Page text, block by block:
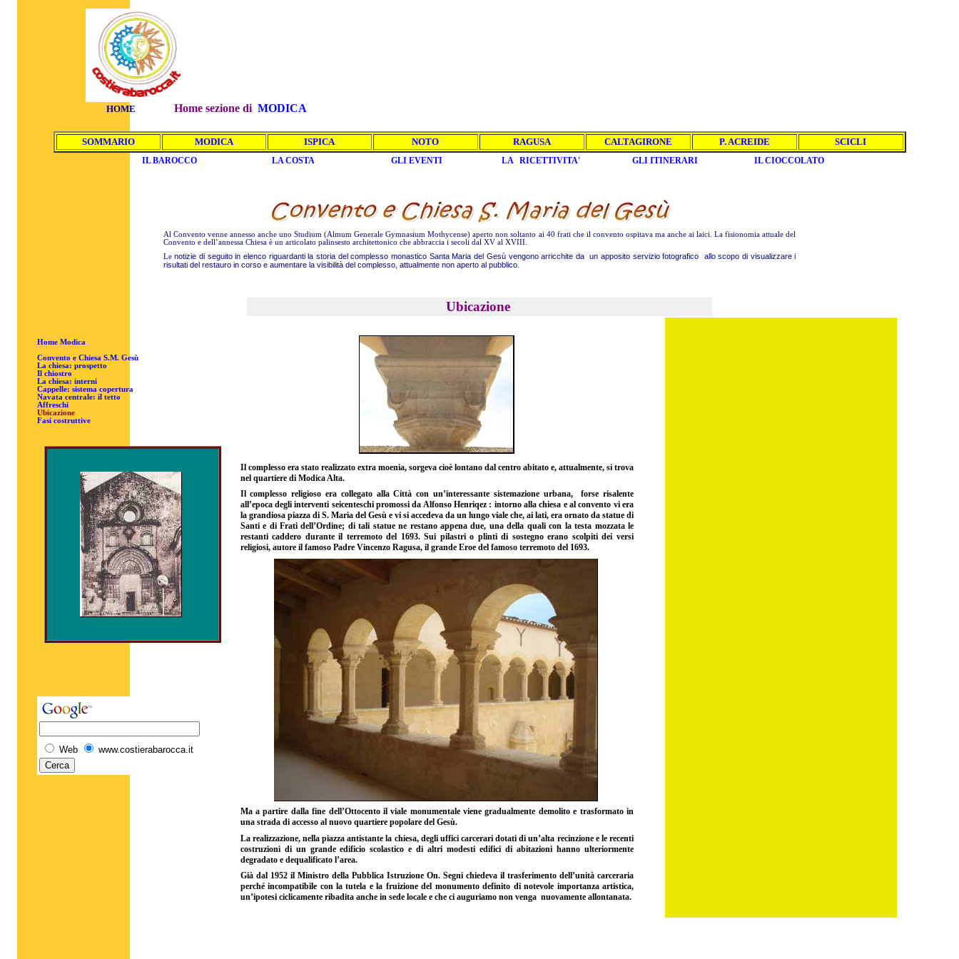
HOME Home sezione di MODICA
SOMMARIO MODICA ISPICA NOTO RAGUSA CALTAGIRONE P. ACREIDE SCICLI
IL BAROCCO LA COSTA GLI EVENTI LA RICETTIVITA' GLI ITINERARI IL CIOCCOLATO
Al Convento venne annesso anche uno Studium (Almum Generale Gymnasium Mothycense) aperto non soltanto ai 40 frati che il convento ospitava ma anche ai laici. La fisionomia attuale del
Convento e dell’annessa Chiesa è un articolato palinsesto architettonico che abbraccia i secoli dal XV al XVIII.
Lenotizie di seguito in elenco riguardanti la storia del complesso monastico Santa Maria del Gesù vengono arricchite da un apposito servizio fotografico allo scopo di visualizzare i
risultati del restauro in corso e aumentare la visibilità del complesso, attualmente non aperto al pubblico.
Ubicazione
Home Modica
Convento e Chiesa S.M. Gesù
La chiesa: prospetto
Il chiostro
La chiesa: interni
Cappelle: sistema copertura
Navata centrale: il tetto
Affreschi
Ubicazione
Fasi costruttive
Web www.costierabarocca.it
Il complesso era stato realizzato extra moenia, sorgeva cioè lontano dal centro abitato e, attualmente, si trova
nel quartiere di Modica Alta.
Il complesso religioso era collegato alla Città con un’interessante sistemazione urbana, forse risalente
all’epoca degli interventi seicenteschi promossi da Alfonso Henriqez : intorno alla chiesa e al convento vi era
la grandiosa piazza di S. Maria del Gesù e vi si accedeva da un lungo viale che, ai lati, era ornato da statue di
Santi e di Frati dell’Ordine; di tali statue ne restano appena due, una della quali con la testa mozzata le
restanti caddero durante il terremoto del 1693. Sui pilastri o plinti di sostegno erano scolpiti dei versi
religiosi, autore il famoso Padre Vincenzo Ragusa, il grande Eroe del famoso terremoto del 1693.
Ma a partire dalla fine dell’Ottocento il viale monumentale viene gradualmente demolito e trasformato in
una strada di accesso al nuovo quartiere popolare del Gesù.
La realizzazione, nella piazza antistante la chiesa, degli uffici carcerari dotati di un’alta recinzione e le recenti
costruzioni di un grande edificio scolastico e di altri modesti edifici di abitazioni hanno ulteriormente
degradato e dequalificato l’area.
Già dal 1952 il Ministro della Pubblica Istruzione On. Segni chiedeva il trasferimentodell’unità carceraria
perché incompatibile con la tutela e la fruizione del monumento definito di notevole importanza artistica,
un’ipotesi ciclicamente ribadita anche in sede locale e che ci auguriamo non venga nuovamente allontanata.